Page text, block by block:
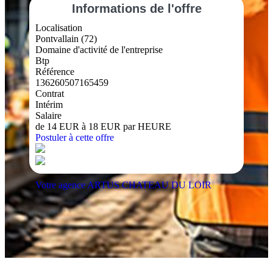
Informations de l'offre
Localisation
Pontvallain (72)
Domaine d'activité de l'entreprise
Btp
Référence
136260507165459
Contrat
Intérim
Salaire
de 14 EUR à 18 EUR par HEURE
Postuler à cette offre
Votre agence ARTUS CHATEAU DU LOIR